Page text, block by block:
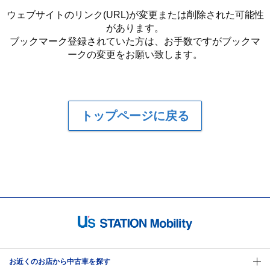
ウェブサイトのリンク(URL)が変更または削除された可能性
があります。
ブックマーク登録されていた方は、お手数ですがブックマ
ークの変更をお願い致します。
トップページに戻る
お近くのお店から中古車を探す